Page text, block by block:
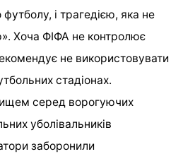
і трагедією, яка не
Хоча ФІФА не контролює
не використовувати
стадіонах.
серед ворогуючих
уболівальників
заборонили